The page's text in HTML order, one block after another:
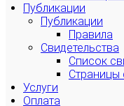
Публикации
Публикации
Правила
Свидетельства
Список
Страницы
Услуги
Оплата